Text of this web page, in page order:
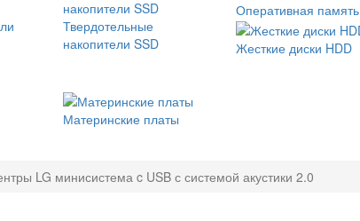
Твердотельные
накопители SSD
Оперативная память
Жесткие диски HDD
Материнские платы
LG минисистема c USB с системой акустики 2.0